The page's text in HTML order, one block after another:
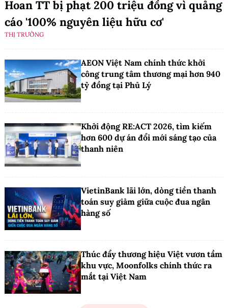
Hoan TT bị phạt 200 triệu đồng vì quảng
cáo '100% nguyên liệu hữu cơ'
THỊ TRƯỜNG
AEON Việt Nam chính thức khởi
công trung tâm thương mại hơn 940
tỷ đồng tại Phủ Lý
Khởi động RE:ACT 2026, tìm kiếm
hơn 600 dự án đổi mới sáng tạo của
thanh niên
VietinBank lãi lớn, dòng tiền thanh
toán suy giảm giữa cuộc đua ngân
hàng số
Thúc đẩy thương hiệu Việt vươn tầm
khu vực, Moonfolks chính thức ra
mắt tại Việt Nam